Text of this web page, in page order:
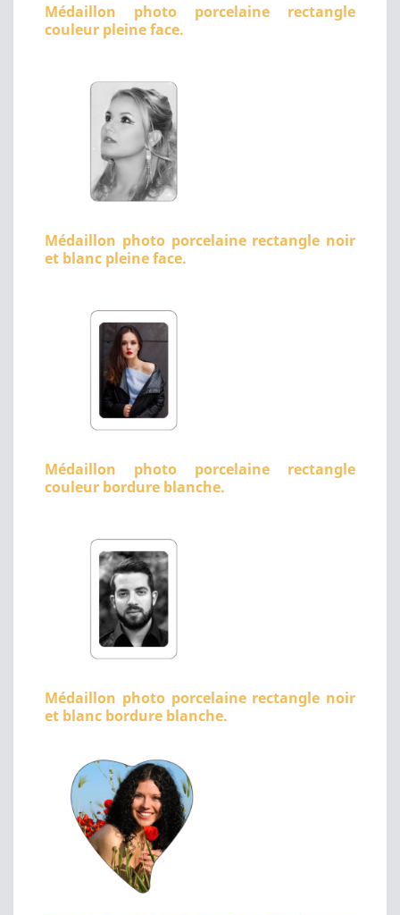
Médaillon photo porcelaine rectangle
couleur pleine face.
Médaillon photo porcelaine rectangle noir
et blanc pleine face.
Médaillon photo porcelaine rectangle
couleur bordure blanche.
Médaillon photo porcelaine rectangle noir
et blanc bordure blanche.